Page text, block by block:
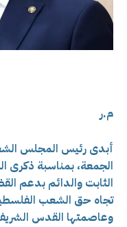
م.ر
أبدى رئيس المجلس
الجمعة، بمناسبة ذكرى
الثابت والدائم بدعم
تجاه حق الشعب
وعاصمتها القدس